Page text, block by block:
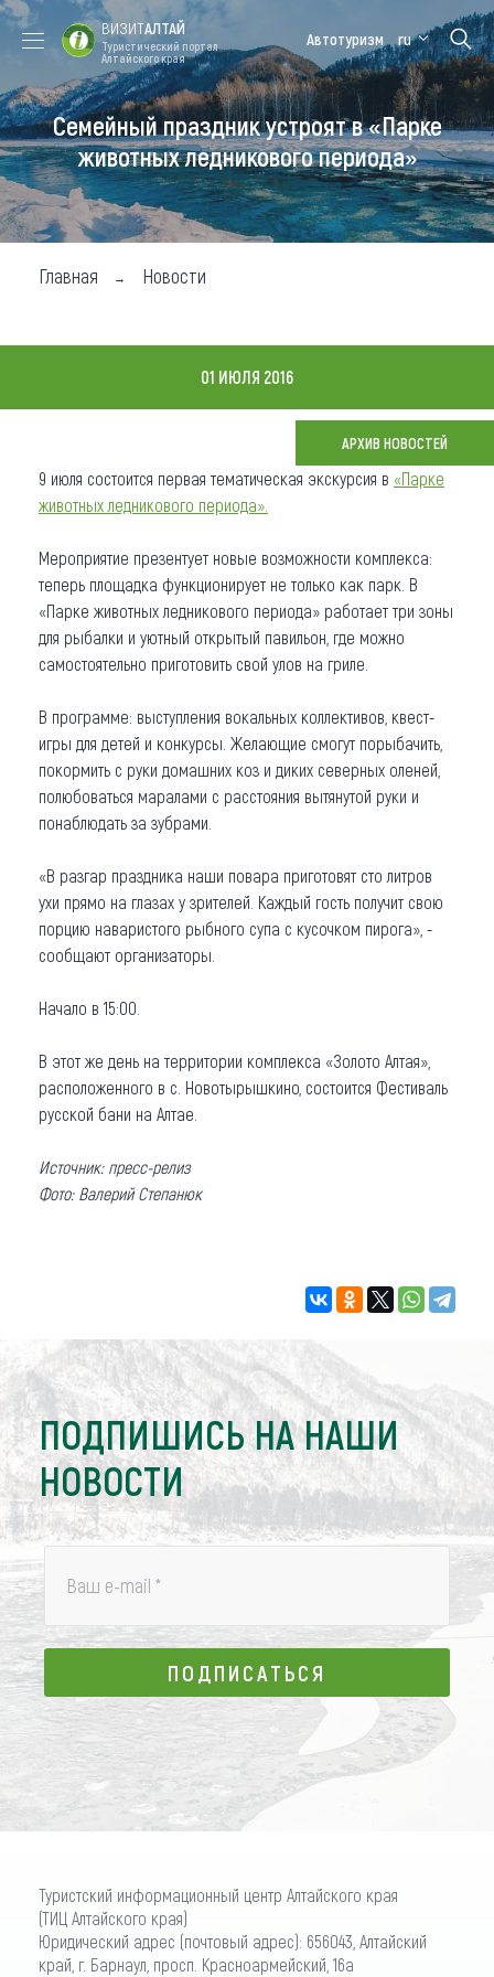
Форум VISIT
ALTAI
Цветение
маральника
Медицинский
форум
Алтайская
зимовка
Туры
Где побывать
Чем заняться
Где остановиться
Новости
О регионе
Коллекция впечатлений
Другие рубрики
ВИЗИТАЛТАЙ
Туристический портал
Алтайского края
Автотуризм ru
Семейный праздник устроят в «Парке
животных ледникового периода»
Главная Новости
01 ИЮЛЯ 2016
АРХИВ НОВОСТЕЙ
9 июля состоится первая тематическая экскурсия в «Парке
животных ледникового периода».
Мероприятие презентует новые возможности комплекса:
теперь площадка функционирует не только как парк. В
«Парке животных ледникового периода» работает три зоны
для рыбалки и уютный открытый павильон, где можно
самостоятельно приготовить свой улов на гриле.
В программе: выступления вокальных коллективов, квест-
игры для детей и конкурсы. Желающие смогут порыбачить,
покормить с руки домашних коз и диких северных оленей,
полюбоваться маралами с расстояния вытянутой руки и
понаблюдать за зубрами.
«В разгар праздника наши повара приготовят сто литров
ухи прямо на глазах у зрителей. Каждый гость получит свою
порцию наваристого рыбного супа с кусочком пирога», -
сообщают организаторы.
Начало в 15:00.
В этот же день на территории комплекса «Золото Алтая»,
расположенного в с. Новотырышкино, состоится Фестиваль
русской бани на Алтае.
Источник: пресс-релиз
Фото: Валерий Степанюк
ПОДПИШИСЬ НА НАШИ
НОВОСТИ
Ваш e-mail *
ПОДПИСАТЬСЯ
ПОДПИСАТЬСЯ
Туристский информационный центр Алтайского края
(ТИЦ Алтайского края)
Юридический адрес (почтовый адрес): 656043, Алтайский
край, г. Барнаул, просп. Красноармейский, 16а